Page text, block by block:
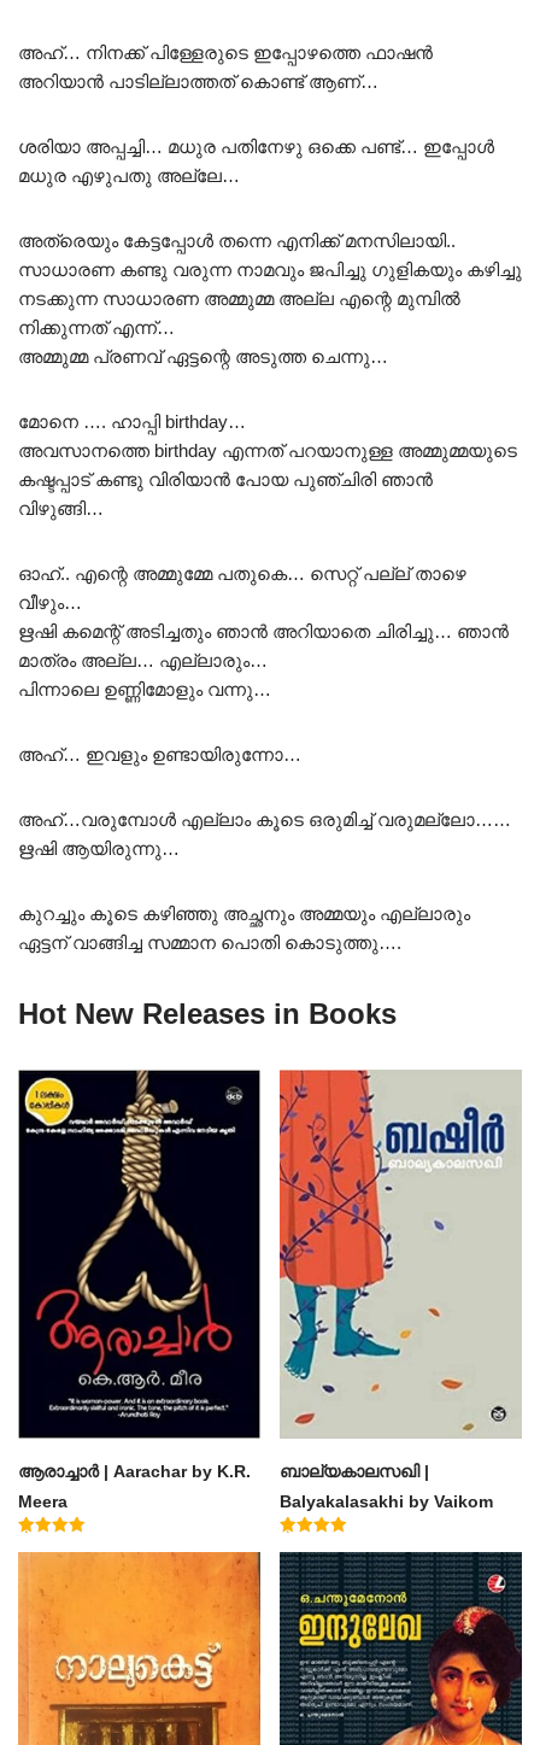
അഹ്… നിനക്ക് പിള്ളേരുടെ ഇപ്പോഴത്തെ ഫാഷൻ
അറിയാൻ പാടില്ലാത്തത് കൊണ്ട് ആണ്…
ശരിയാ അപ്പച്ചി… മധുര പതിനേഴു ഒക്കെ പണ്ട്… ഇപ്പോൾ
മധുര എഴുപതു അല്ലേ…
അത്രെയും കേട്ടപ്പോൾ തന്നെ എനിക്ക് മനസിലായി..
സാധാരണ കണ്ടു വരുന്ന നാമവും ജപിച്ചു ഗുളികയും കഴിച്ചു
നടക്കുന്ന സാധാരണ അമ്മുമ്മ അല്ല എന്റെ മുമ്പിൽ
നിക്കുന്നത് എന്ന്…
അമ്മുമ്മ പ്രണവ് ഏട്ടന്റെ അടുത്ത ചെന്നു…
മോനെ …. ഹാപ്പി birthday…
അവസാനത്തെ birthday എന്നത് പറയാനുള്ള അമ്മുമ്മയുടെ
കഷ്ടപ്പാട് കണ്ടു വിരിയാൻ പോയ പുഞ്ചിരി ഞാൻ
വിഴുങ്ങി…
ഓഹ്.. എന്റെ അമ്മുമ്മേ പതുകെ… സെറ്റ് പല്ല് താഴെ
വീഴും…
ഋഷി കമെന്റ് അടിച്ചതും ഞാൻ അറിയാതെ ചിരിച്ചു… ഞാൻ
മാത്രം അല്ല… എല്ലാരും…
പിന്നാലെ ഉണ്ണിമോളും വന്നു…
അഹ്… ഇവളും ഉണ്ടായിരുന്നോ…
അഹ്…വരുമ്പോൾ എല്ലാം കൂടെ ഒരുമിച്ച് വരുമല്ലോ……
ഋഷി ആയിരുന്നു…
കുറച്ചും കൂടെ കഴിഞ്ഞു അച്ഛനും അമ്മയും എല്ലാരും
ഏട്ടന് വാങ്ങിച്ച സമ്മാന പൊതി കൊടുത്തു….
Hot New Releases in Books
ആരാച്ചാര്‍ | Aarachar by K.R.
Meera
ബാല്യകാലസഖി |
Balyakalasakhi by Vaikom
Muhammad Basheer
4.60
out of 5